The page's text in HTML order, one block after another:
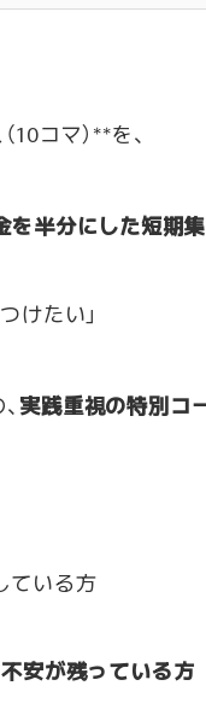
コマ）**を、
を半分にした短期
けたい」
実践重視の特別コ
ている方
安が残っている方